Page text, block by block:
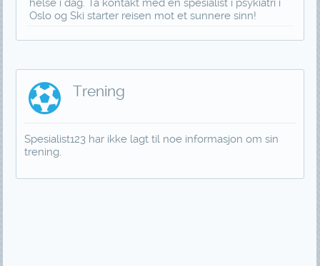
helse i dag. Ta kontakt med en spesialist i psykiatri i
Oslo og Ski starter reisen mot et sunnere sinn!
Trening
Spesialist123 har ikke lagt til noe informasjon om sin
trening.